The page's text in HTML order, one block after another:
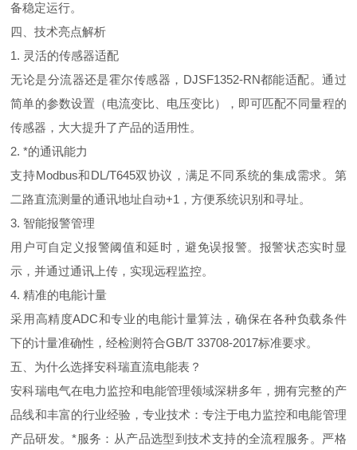
备稳定运行。
四、技术亮点解析
1. 灵活的传感器适配
无论是分流器还是霍尔传感器 ， DJSF1352-RN都能适配。通过
简单的参数设置（电流变比、电压变比），即可匹配不同量程的
传感器，大大提升了产品的适用性。
2. *的通讯能力
支持Modbus和DL/T645双协议，满足不同系统的集成需求。第
二路直流测量的通讯地址自动+1 ，方便系统识别和寻址。
3. 智能报警管理
用户可自定义报警阈值和延时，避免误报警。报警状态实时显
示，并通过通讯上传，实现远程监控。
4. 精准的电能计量
采用高精度ADC和专业的电能计量算法，确保在各种负载条件
下的计量准确性，经检测符合GB/T 33708-2017标准要求。
五、为什么选择安科瑞直流电能表？
安科瑞电气在电力监控和电能管理领域深耕多年，拥有完整的产
品线和丰富的行业经验，专业技术：专注于电力监控和电能管理
产品研发。*服务：从产品选型到技术支持的全流程服务。严格